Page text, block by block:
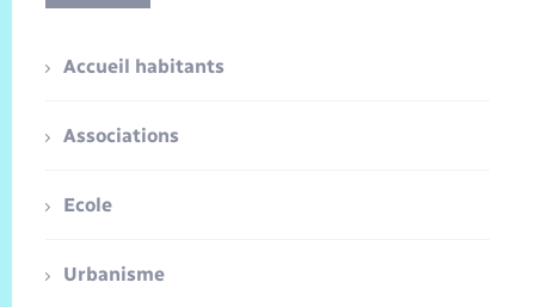
Accueil habitants
Associations
Ecole
Urbanisme